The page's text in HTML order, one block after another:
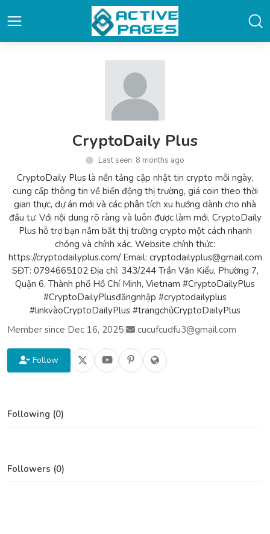
CryptoDaily Plus
Last seen: 8 months ago
CryptoDaily Plus là nền tảng cập nhật tin crypto mỗi ngày,
cung cấp thông tin về biến động thị trường, giá coin theo thời
gian thực, dự án mới và các phân tích xu hướng dành cho nhà
đầu tư. Với nội dung rõ ràng và luôn được làm mới, CryptoDaily
Plus hỗ trợ bạn nắm bắt thị trường crypto một cách nhanh
chóng và chính xác. Website chính thức:
https://cryptodailyplus.com/ Email: cryptodailyplus@gmail.com
SĐT: 0794665102 Địa chỉ: 343/244 Trần Văn Kiểu, Phường 7,
Quận 6, Thành phố Hồ Chí Minh, Vietnam #CryptoDailyPlus
#CryptoDailyPlusđăngnhập #cryptodailyplus
#linkvàoCryptoDailyPlus #trangchủCryptoDailyPlus
Member since Dec 16, 2025| cucufcudfu3@gmail.com
Follow
Following (0)
Followers (0)